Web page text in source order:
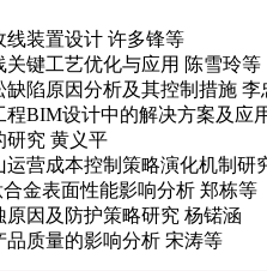
线装置设计 许多锋等
关键工艺优化与应用 陈雪玲等
缺陷原因分析及其控制措施 李
程BIM设计中的解决方案及应
研究 黄义平
运营成本控制策略演化机制研
金表面性能影响分析 郑栋等
原因及防护策略研究 杨锘涵
品质量的影响分析 宋涛等